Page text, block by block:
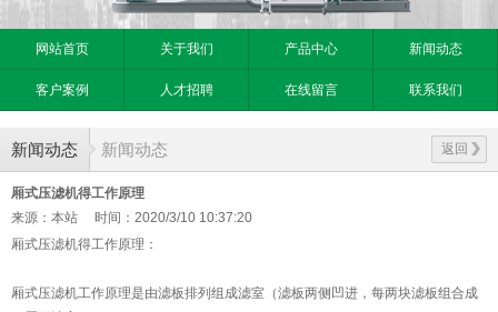
网站首页 关于我们 产品中心 新闻动态
客户案例 人才招聘 在线留言 联系我们
新闻动态 返回
新闻动态
厢式压滤机得工作原理
来源：本站
时间：2020/3/10 10:37:20
厢式压滤机得工作原理：
厢式压滤机工作原理是由滤板排列组成滤室（滤板两侧凹进，每两块滤板组合成